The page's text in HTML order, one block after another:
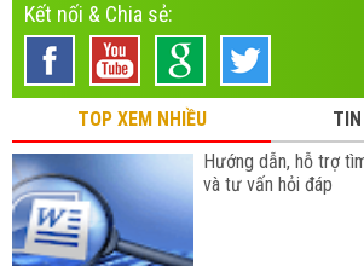
Kết nối & Chia sẻ:
TOP XEM NHIỀU
TIN
Hướng dẫn, hỗ trợ
và tư vấn hỏi đáp